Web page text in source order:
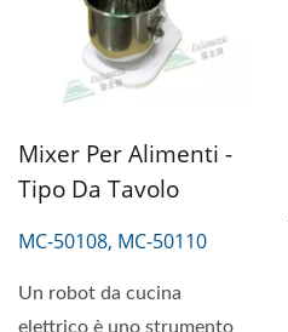
Mixer Per Alimenti -
Tipo Da Tavolo
MC-50108, MC-50110
Un robot da cucina
elettrico è uno strumento